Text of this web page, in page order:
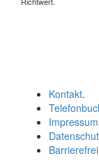
Kontakt.
Impressum